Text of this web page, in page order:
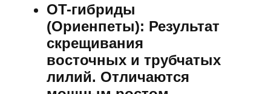
OT-гибриды
(Ориенпеты): Результат
скрещивания
восточных и трубчатых
лилий. Отличаются